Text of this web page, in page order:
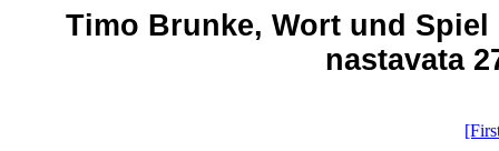
Timo Brunke, Wort und
nastavata